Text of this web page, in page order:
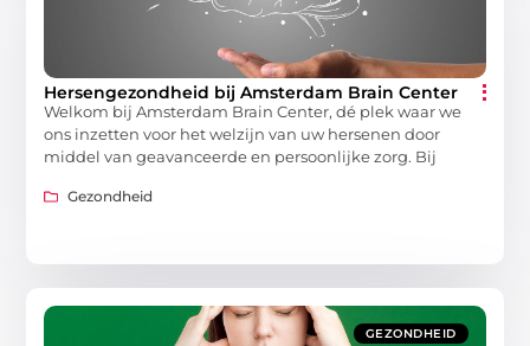
Hersengezondheid bij Amsterdam Brain Center
Welkom bij Amsterdam Brain Center, dé plek waar we
ons inzetten voor het welzijn van uw hersenen door
middel van geavanceerde en persoonlijke zorg. Bij
Gezondheid
GEZONDHEID